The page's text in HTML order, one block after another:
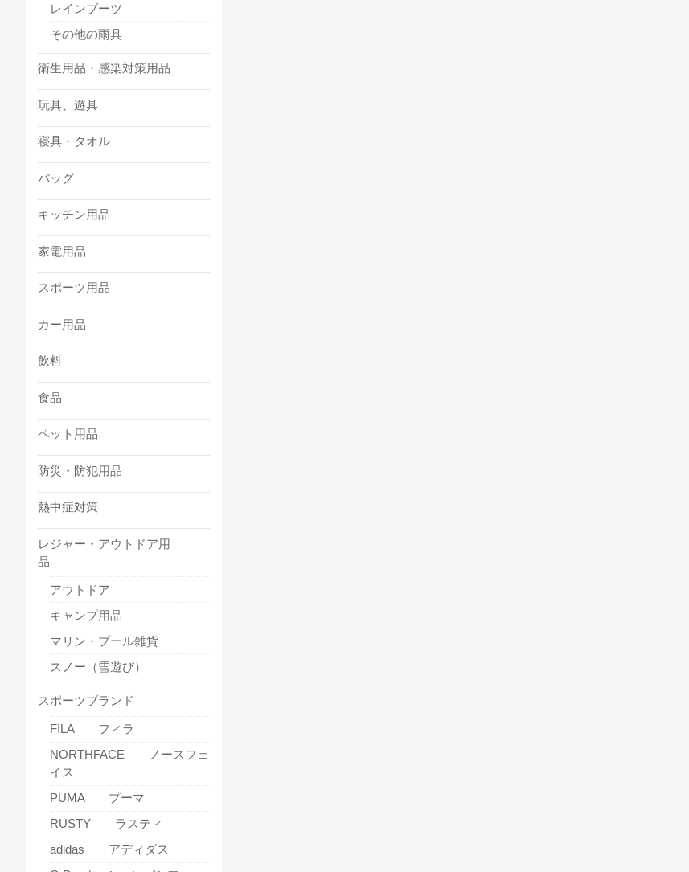
レインブーツ
その他の雨具
衛生用品・感染対策用品
玩具、遊具
寝具・タオル
バッグ
キッチン用品
家電用品
スポーツ用品
カー用品
飲料
食品
ペット用品
防災・防犯用品
熱中症対策
レジャー・アウトドア用
品
アウトドア
キャンプ用品
マリン・プール雑貨
スノー（雪遊び）
スポーツブランド
FILA フィラ
NORTHFACE ノースフェ
イス
PUMA プーマ
RUSTY ラスティ
adidas アディダス